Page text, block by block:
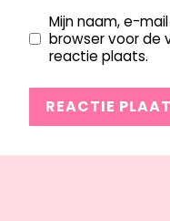
Mijn naam, e-
browser voor de
reactie plaats.